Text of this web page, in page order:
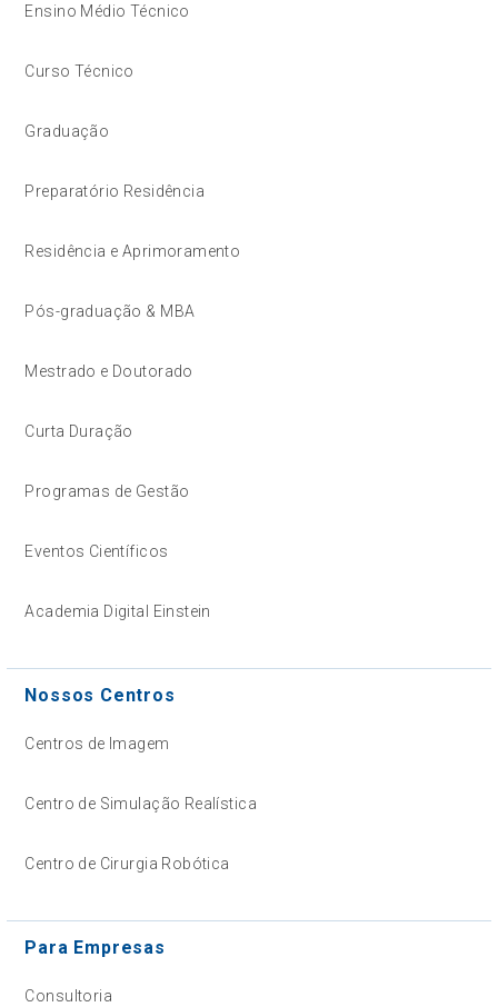
Ensino Médio Técnico
Curso Técnico
Graduação
Preparatório Residência
Residência e Aprimoramento
Pós-graduação & MBA
Mestrado e Doutorado
Curta Duração
Programas de Gestão
Eventos Científicos
Academia Digital Einstein
Nossos Centros
Centros de Imagem
Centro de Simulação Realística
Centro de Cirurgia Robótica
Para Empresas
Consultoria